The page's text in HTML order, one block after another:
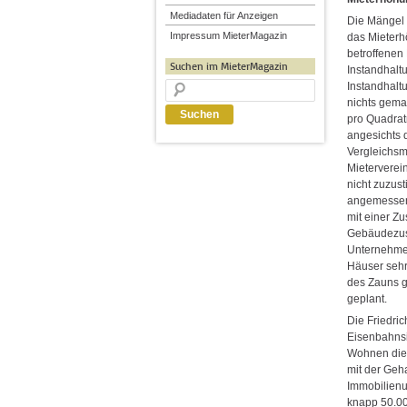
Die
das
betroffenen
nichts
pro
angesichts
nicht
mit einer
Häuser
des Zauns
geplant.
Die
Wohnen
mit der
knapp
Mediadaten für Anzeigen
Impressum MieterMagazin
Suchen im MieterMagazin